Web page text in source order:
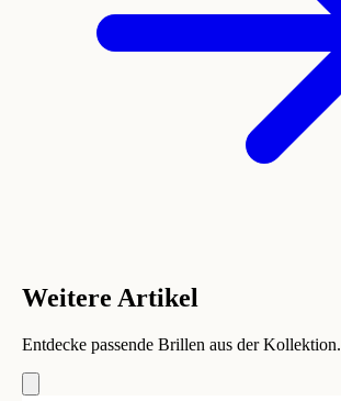
Weitere Artikel
Entdecke passende Brillen aus der Kollektion.